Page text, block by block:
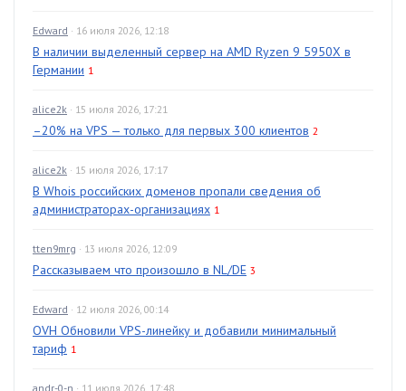
Edward · 16 июля 2026, 12:18
В наличии выделенный сервер на AMD Ryzen 9 5950X в
Германии 1
alice2k · 15 июля 2026, 17:21
–20% на VPS — только для первых 300 клиентов 2
alice2k · 15 июля 2026, 17:17
В Whois российских доменов пропали сведения об
администраторах-организациях 1
tten9mrg · 13 июля 2026, 12:09
Рассказываем что произошло в NL/DE 3
Edward · 12 июля 2026, 00:14
OVH Обновили VPS-линейку и добавили минимальный
тариф 1
andr-0-n · 11 июля 2026, 17:48